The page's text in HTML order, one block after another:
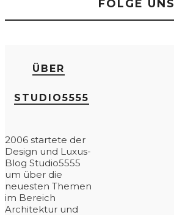
FOLGE UNS
ÜBER
STUDIO5555
2006 startete der
Design und Luxus-
Blog Studio5555
um über die
neuesten Themen
im Bereich
Architektur und